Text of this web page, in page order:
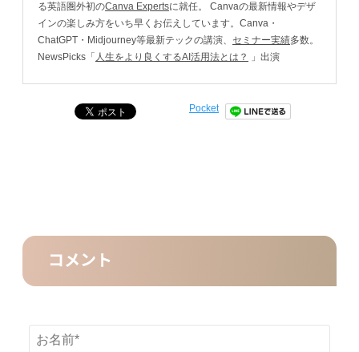
る英語圏外初のCanva Expertsに就任。 Canvaの最新情報やデザ
インの楽しみ方をいち早くお伝えしています。Canva・
ChatGPT・Midjourney等最新テックの講演、 セミナー実績多数。
NewsPicks「 人生をより良くするAI活用法とは？ 」出演
Pocket
コメント